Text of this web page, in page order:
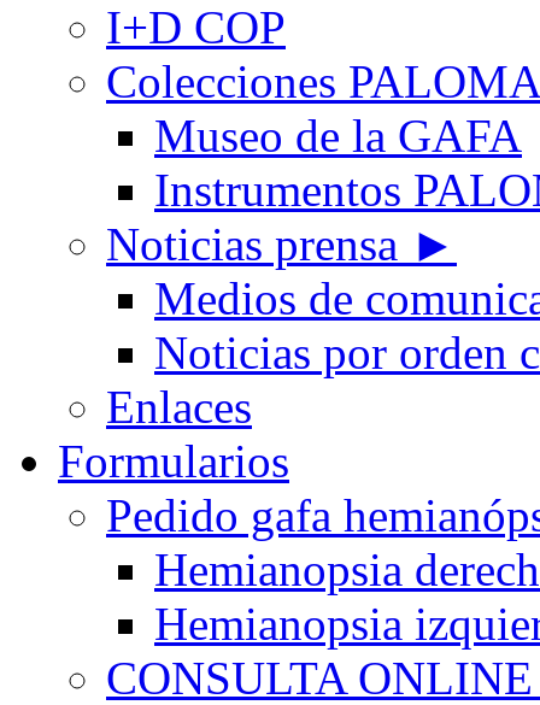
I+D COP
Colecciones
Museo de la GAFA
Instrumentos
Noticias prensa ►
Medios de
Noticias por orden
Enlaces
Formularios
Pedido gafa
Hemianopsia
Hemianopsia
CONSULTA